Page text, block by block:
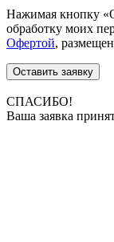
Нажимая кнопку
обработку моих
Офертой,
Оставить заявку
СПАСИБО!
Ваша заявка